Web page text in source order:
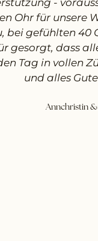
-
Ohr für unsere
bei gefühlten
gesorgt, dass
Tag in vollen
und alles
Annchristin &